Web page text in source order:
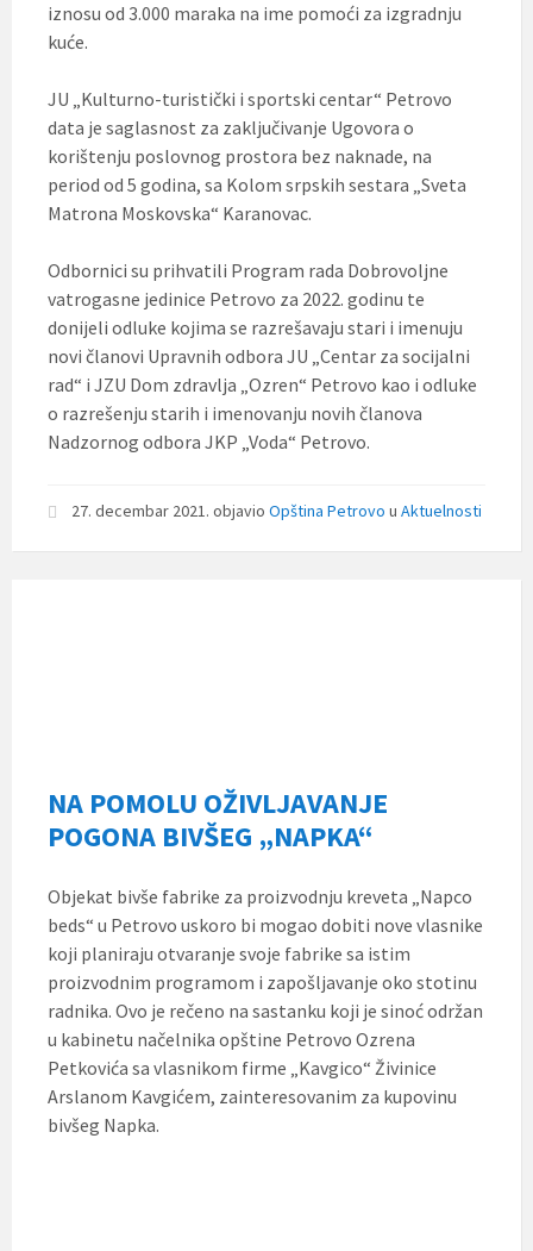
iznosu od 3.000 maraka na ime pomoći za izgradnju
kuće.
JU „Kulturno-turistički i sportski centar“ Petrovo
data je saglasnost za zaključivanje Ugovora o
korištenju poslovnog prostora bez naknade, na
period od 5 godina, sa Kolom srpskih sestara „Sveta
Matrona Moskovska“ Karanovac.
Odbornici su prihvatili Program rada Dobrovoljne
vatrogasne jedinice Petrovo za 2022. godinu te
donijeli odluke kojima se razrešavaju stari i imenuju
novi članovi Upravnih odbora JU „Centar za socijalni
rad“ i JZU Dom zdravlja „Ozren“ Petrovo kao i odluke
o razrešenju starih i imenovanju novih članova
Nadzornog odbora JKP „Voda“ Petrovo.
27. decembar 2021. objavio Opština Petrovo u Aktuelnosti
NA POMOLU OŽIVLJAVANJE
POGONA BIVŠEG „NAPKA“
Objekat bivše fabrike za proizvodnju kreveta „Napco
beds“ u Petrovo uskoro bi mogao dobiti nove vlasnike
koji planiraju otvaranje svoje fabrike sa istim
proizvodnim programom i zapošljavanje oko stotinu
radnika. Ovo je rečeno na sastanku koji je sinoć održan
u kabinetu načelnika opštine Petrovo Ozrena
Petkovića sa vlasnikom firme „Kavgico“ Živinice
Arslanom Kavgićem, zainteresovanim za kupovinu
bivšeg Napka.